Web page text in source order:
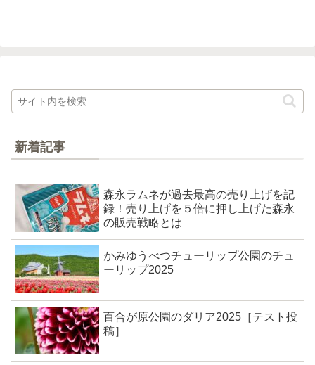
新着記事
森永ラムネが過去最高の売り上げを記
録！売り上げを５倍に押し上げた森永
の販売戦略とは
かみゆうべつチューリップ公園のチュ
ーリップ2025
百合が原公園のダリア2025［テスト投
稿］